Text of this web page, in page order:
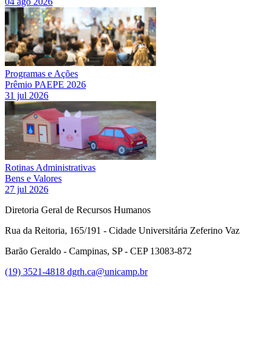
Programas e Ações
Prêmio PAEPE 2026
31 jul 2026
Rotinas Administrativas
Bens e Valores
27 jul 2026
Diretoria Geral de Recursos Humanos
Rua da Reitoria, 165/191 - Cidade Universitária Zeferino Vaz
Barão Geraldo - Campinas, SP - CEP 13083-872
(19) 3521-4818 dgrh.ca@unicamp.br